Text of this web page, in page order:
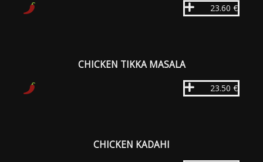
23.60 €
CHICKEN TIKKA MASALA
23.50 €
CHICKEN KADAHI